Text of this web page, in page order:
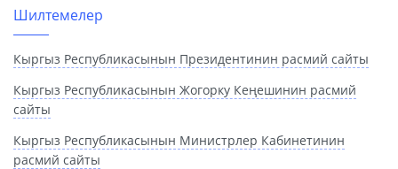
Шилтемелер
Кыргыз Республикасынын Президентинин расмий сайты
Кыргыз Республикасынын Жогорку Кеңешинин расмий
сайты
Кыргыз Республикасынын Министрлер Кабинетинин
расмий сайты